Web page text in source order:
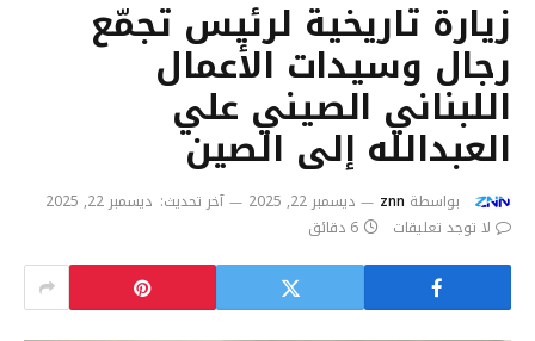
زيارة تاريخية لرئيس تجمّع
رجال وسيدات الأعمال
اللبناني الصيني علي
العبدالله إلى الصين
بواسطة znn ديسمبر 22, 2025 آخر تحديث: ديسمبر 22, 2025
لا توجد تعليقات
6 دقائق